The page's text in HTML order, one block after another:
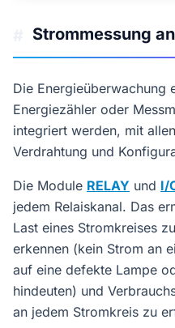
Strommessung
Die Energieüberwachung
Energiezähler oder
integriert werden, mit
Verdrahtung und
Die Module RELAY und I/
jedem Relaiskanal. Das
Last eines Stromkreises
erkennen (kein Strom an
auf eine defekte Lampe
hindeuten) und
an jedem Stromkreis zu